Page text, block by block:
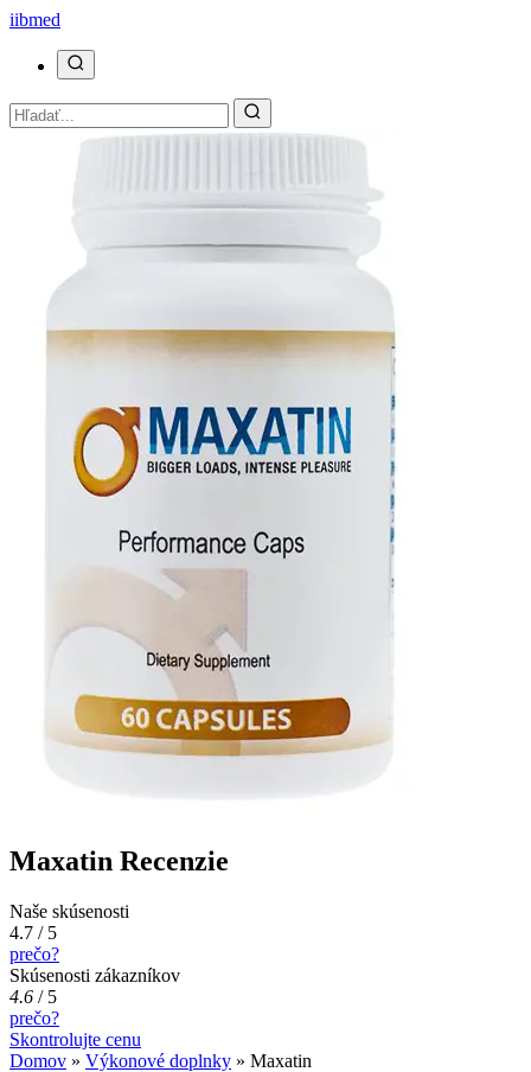
iibmed
Maxatin Recenzie
Naše skúsenosti
4.7 / 5
prečo?
Skúsenosti zákazníkov
4.6 / 5
prečo?
Skontrolujte cenu
Domov » Výkonové doplnky » Maxatin